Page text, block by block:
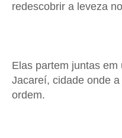
redescobrir a leveza
Elas partem juntas
Jacareí, cidade onde
ordem.